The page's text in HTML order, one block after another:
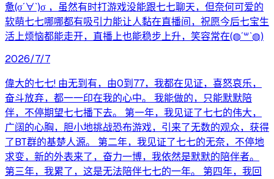
惫(σ´∀`)σ ，虽然有时打游戏没能跟七七聊天，但奈何可爱的
软萌七七哪哪都有吸引力能让人黏在直播间，祝愿今后七宝生
活上烦恼都能走开，直播上也能稳步上升，笑容常在(◍´꒳`◍)
2026/7/7
偉大的七七! 由无到有，由0到77，我都在见证，喜怒哀乐，
奋斗放弃，都一一印在我的心中。 我能做的，只能默默陪
伴，不停期望七七播下去。 第一年，我见证了七七的伟大，
广阔的心胸，胆小地挑战恐布游戏，引来了无数的观众，获得
了BT群的基楚人源。 第二年，我见证了七七的无奈，不停地
求变，新的外表来了，奋力一博，我依然是默默的陪伴者。
第三年，我累了，这是无法陪伴七七的一年。 第四年，我回